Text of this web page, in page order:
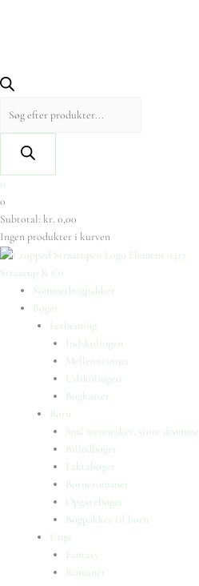
0
0
Subtotal: kr. 0,00
Ingen produkter i kurven
Straarup & Co
Sommerbogpakker
Bøger
Letlæsning
Indskolingen
Mellemtrinnet
Udskolingen
Bogkasser
Børn
Små mennesker, store drømme
Billedbøger
Faktabøger
Børneromaner
Opgavebøger
Bogpakker til børn
Unge
Fantasy
Romaner